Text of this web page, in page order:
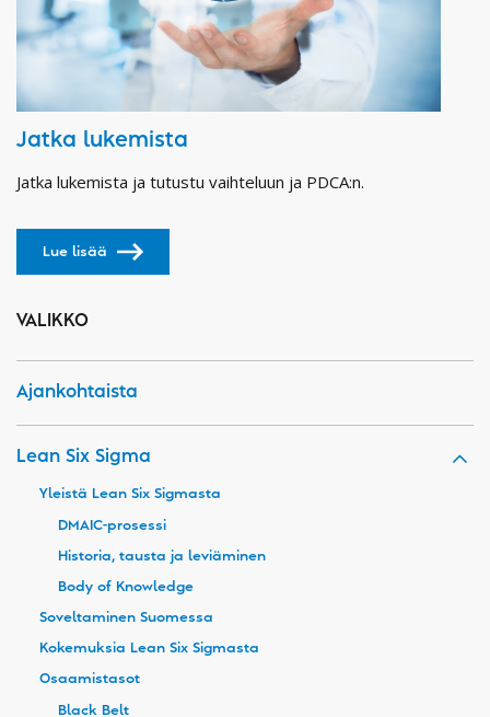
VALIKKO
Ajankohtaista
Lean Six Sigma
Yleistä Lean Six Sigmasta
DMAIC-prosessi
Historia, tausta ja leviäminen
Body of Knowledge
Soveltaminen Suomessa
Kokemuksia Lean Six Sigmasta
Osaamistasot
Black Belt
Jatka lukemista
Jatka lukemista ja tutustu vaihteluun ja PDCA:n.
Lue lisää